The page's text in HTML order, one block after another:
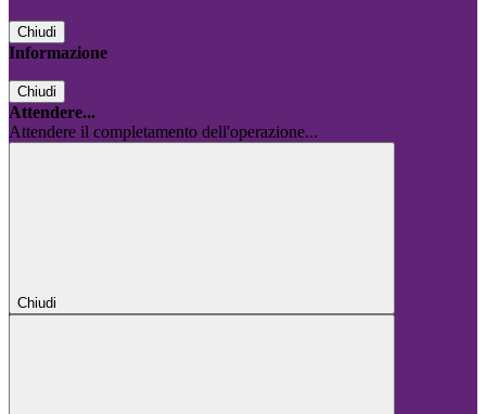
Chiudi
Informazione
Chiudi
Attendere...
Attendere il completamento dell'operazione...
Chiudi